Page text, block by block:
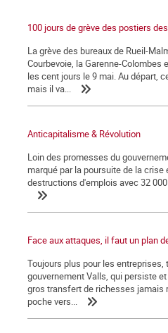
100 jours de grève des postiers
La grève des bureaux de Rueil-
Courbevoie, la Garenne-Colombes
les cent jours le 9 mai. Au départ,
mais il va...
Anticapitalisme & Révolution
Loin des promesses du
marqué par la poursuite de la
destructions d'emplois avec 32
Face aux attaques, il faut un plan
Toujours plus pour les entreprises,
gouvernement Valls, qui persiste
gros transfert de richesses jamais
poche vers...